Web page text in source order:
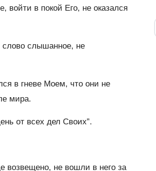
войти в покой Его, не оказался
слово слышанное, не
в гневе Моем, что они не
мира.
от всех дел Своих”.
возвещено, не вошли в него за